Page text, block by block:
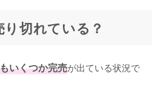
り切れている？
いくつか完売が出ている状況で